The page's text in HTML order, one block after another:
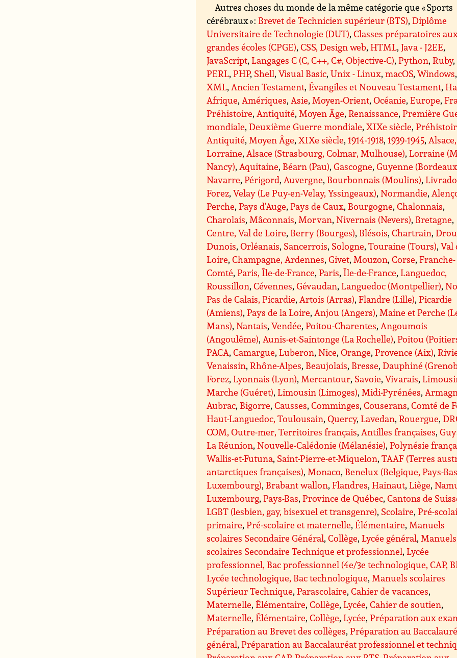
Autres choses du monde de la même catégorie que « Sports
cérébraux » : Brevet de Technicien supérieur (BTS),Diplôme
Universitaire de Technologie (DUT),Classes préparatoires
grandes écoles (CPGE),CSS, Design web,HTML,Java - J2EE,
JavaScript,Langages C (C, C++, C#, Objective-C),Python,Ruby,
PERL,PHP, Shell,Visual Basic,Unix - Linux,macOS,Windows,
XML, Ancien Testament,Évangiles et Nouveau Testament,
Afrique, Amériques, Asie, Moyen-Orient,Océanie,Europe,
Préhistoire, Antiquité, Moyen Âge,Renaissance,Première
mondiale,Deuxième Guerre mondiale,XIXe siècle,
Antiquité, Moyen Âge,XIXe siècle,1914-1918,1939-1945, Alsace,
Lorraine, Alsace (Strasbourg, Colmar, Mulhouse),Lorraine
Nancy), Aquitaine, Béarn (Pau),Gascogne,Guyenne
Navarre,Périgord, Auvergne, Bourbonnais (Moulins),
Forez,Velay (Le Puy-en-Velay, Yssingeaux),Normandie,
Perche,Pays d’Auge,Pays de Caux, Bourgogne,Chalonnais,
Charolais, Mâconnais, Morvan,Nivernais (Nevers), Bretagne,
Centre, Val de Loire, Berry (Bourges), Blésois,Chartrain,
Dunois,Orléanais, Sancerrois, Sologne,Touraine (Tours),Val
Loire,Champagne, Ardennes,Givet, Mouzon,Corse,Franche-
Comté,Paris, Île-de-France,Paris,Île-de-France,Languedoc,
Roussillon,Cévennes,Gévaudan,Languedoc (Montpellier),
Pas de Calais, Picardie, Artois (Arras),Flandre (Lille),Picardie
(Amiens),Pays de la Loire, Anjou (Angers), Maine et Perche
Mans),Nantais,Vendée,Poitou-Charentes, Angoumois
(Angoulême), Aunis-et-Saintonge (La Rochelle),Poitou
PACA,Camargue,Luberon,Nice,Orange,Provence (Aix),
Venaissin,Rhône-Alpes, Beaujolais, Bresse,Dauphiné
Forez,Lyonnais (Lyon), Mercantour, Savoie,Vivarais,
Marche (Guéret),Limousin (Limoges), Midi-Pyrénées,
Aubrac, Bigorre,Causses,Comminges,Couserans,Comté de
Haut-Languedoc, Toulousain,Quercy,Lavedan,Rouergue,
COM, Outre-mer, Territoires français, Antilles françaises,
La Réunion,Nouvelle-Calédonie (Mélanésie),Polynésie
Wallis-et-Futuna, Saint-Pierre-et-Miquelon,TAAF (Terres
antarctiques françaises), Monaco, Benelux (Belgique, Pays-
Luxembourg), Brabant wallon,Flandres,Hainaut,Liège,
Luxembourg,Pays-Bas,Province de Québec,Cantons de
LGBT (lesbien, gay, bisexuel et transgenre), Scolaire,Pré-
primaire,Pré-scolaire et maternelle,Élémentaire, Manuels
scolaires Secondaire Général,Collège,Lycée général, Manuels
scolaires Secondaire Technique et professionnel,Lycée
professionnel, Bac professionnel (4e/3e technologique, CAP,
Lycée technologique, Bac technologique, Manuels scolaires
Supérieur Technique,Parascolaire,Cahier de vacances,
Maternelle,Élémentaire,Collège,Lycée,Cahier de soutien,
Maternelle,Élémentaire,Collège,Lycée,Préparation aux
Préparation au Brevet des collèges,Préparation au
général,Préparation au Baccalauréat professionnel et